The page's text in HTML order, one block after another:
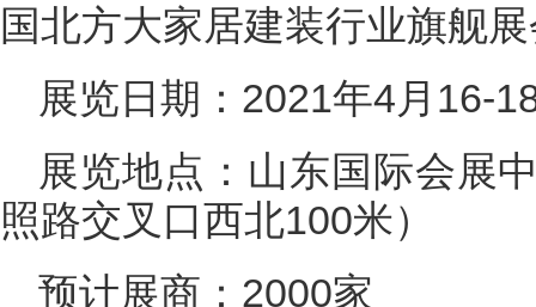
国北方大家居建装行业旗舰
展览日期：2021年4月16-
展览地点：山东国际会展
照路交叉口西北100米）
预计展商：2000家